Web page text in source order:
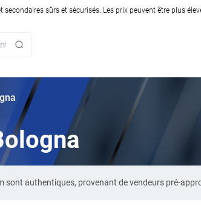
sûrs et sécurisés. Les prix peuvent être plus
sont authentiques, provenant de vendeurs pré-